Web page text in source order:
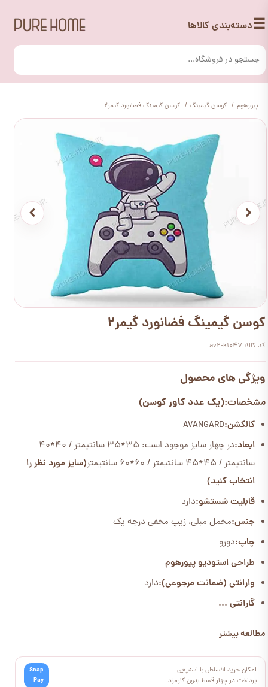
☰دسته‌بندی کالاها
پیورهوم کوسن گیمینگ کوسن گیمینگ فضانورد گیمر2
کوسن گیمینگ فضانورد گیمر2
کد کالا: av2-k1047
ویژگی های محصول
مشخصات:(یک عدد کاور کوسن)
کالکشن:AVANGARD
ابعاد:
در چهار سایز موجود است: 35*35 سانتیمتر / 40*40
سانتیمتر / 45*45 سانتیمتر / 60*60 سانتیمتر
(سایز مورد نظر را
انتخاب کنید)
قابلیت شستشو:دارد
جنس:مخمل مبلی، زیپ مخفی درجه یک
چاپ:دورو
طراحی استودیو پیورهوم
وارانتی (ضمانت مرجوعی):دارد
گارانتی ...
مطالعه بیشتر
امکان خرید اقساطی با اسنپ‌پی
پرداخت در چهار قسط بدون کارمزد
Snap
Pay